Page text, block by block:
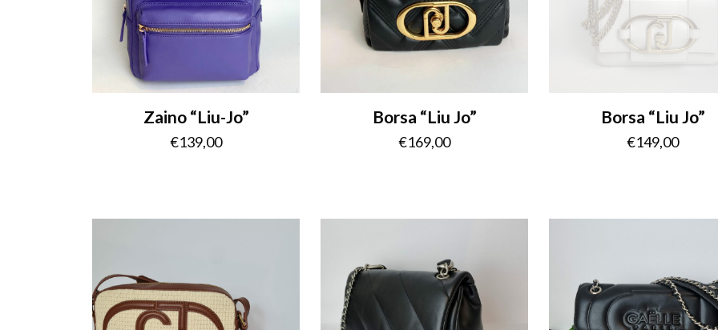
Zaino “Liu-Jo”
€139,00
Borsa “Liu Jo”
€169,00
Borsa “Liu Jo”
€149,00